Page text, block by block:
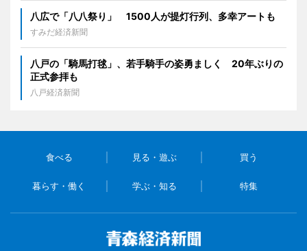
八広で「八八祭り」 1500人が提灯行列、多幸アートも
すみだ経済新聞
八戸の「騎馬打毬」、若手騎手の姿勇ましく 20年ぶりの
正式参拝も
八戸経済新聞
食べる 見る・遊ぶ 買う
暮らす・働く 学ぶ・知る 特集